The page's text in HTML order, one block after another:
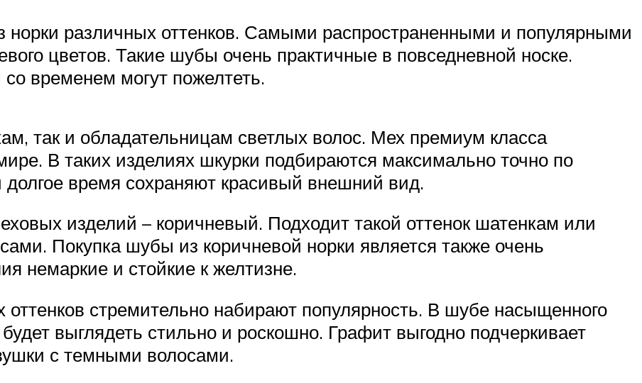
различных оттенков. Самыми распространенными и популярными
цветов. Такие шубы очень практичные в повседневной носке.
временем могут пожелтеть.
так и обладательницам светлых волос. Мех премиум класса
В таких изделиях шкурки подбираются максимально точно по
время сохраняют красивый внешний вид.
изделий – коричневый. Подходит такой оттенок шатенкам или
Покупка шубы из коричневой норки является также очень
немаркие и стойкие к желтизне.
стремительно набирают популярность. В шубе насыщенного
выглядеть стильно и роскошно. Графит выгодно подчеркивает
с темными волосами.